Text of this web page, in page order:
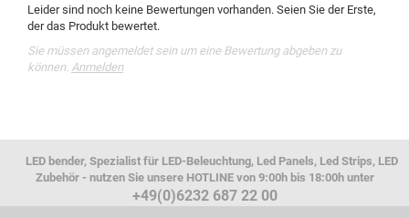
Leider sind noch keine Bewertungen vorhanden. Seien Sie der Erste,
der das Produkt bewertet.
Sie müssen angemeldet sein um eine Bewertung abgeben zu
können. Anmelden
LED bender, Spezialist für LED-Beleuchtung, Led Panels, Led Strips, LED
Zubehör - nutzen Sie unsere HOTLINE von 9:00h bis 18:00h unter
+49(0)6232 687 22 00